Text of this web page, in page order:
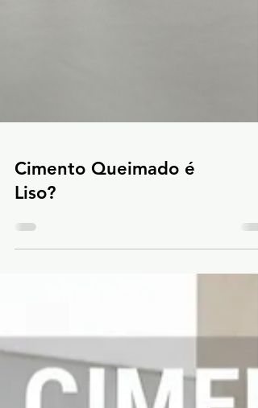
Cimento Queimado é
Liso?